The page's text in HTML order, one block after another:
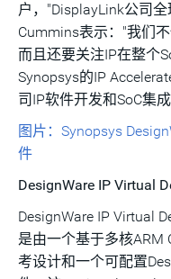
户，"DisplayLink公司
Cummins表示："我们
而且还要关注IP在整个
Synopsys的IP
司IP软件开发和SoC集
图片：Synopsys
件
DesignWare IP Virtual
DesignWare IP Virtual
是由一个基于多核ARM
考设计和一个可配置